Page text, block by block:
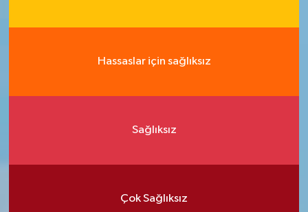
Hassaslar için sağlıksız
Sağlıksız
Çok Sağlıksız